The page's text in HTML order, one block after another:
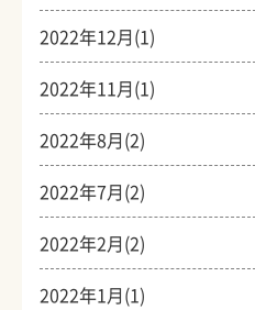
2022年12月(1)
2022年11月(1)
2022年8月(2)
2022年7月(2)
2022年2月(2)
2022年1月(1)